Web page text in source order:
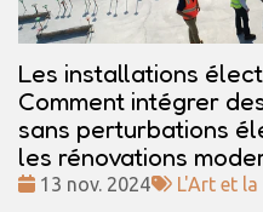
Les installations
Comment intégrer
sans perturbations
les rénovations
Date
13 nov. 2024
Tags
L'Art et